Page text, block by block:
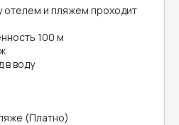
и пляжем проходит
100 м
в воду
(Платно)